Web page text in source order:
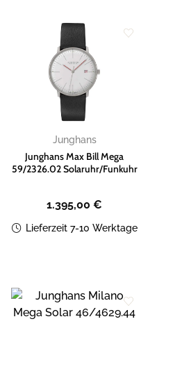
Wunschliste
hinzufügen
Junghans
Junghans Max Bill Mega
59/2326.02 Solaruhr/Funkuhr
1.395,00 €
Lieferzeit 7-10 Werktage